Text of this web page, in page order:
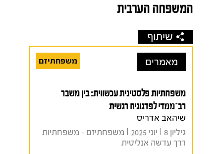
המשפחה הערבית
שיתוף
משפחתיזם מאמרים
משפחתיות פלסטינית עכשווית: בין משבר
רב־ממדי לפדגוגיה רגשית
שיהאב אדריס
גיליון 8 I יוני 2025 I משפחתיזם - משפחתיות
דרך עדשה אנליטית